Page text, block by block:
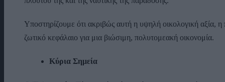
Υποστηρίζουμε ότι ακριβώς αυτή η υψηλή οικολογική αξία, η
ζωτικό κεφάλαιο για μια βιώσιμη, πολυτομεακή οικονομία.
Κύρια Σημεία